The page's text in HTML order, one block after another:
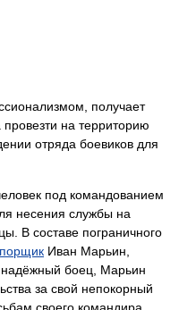
получает
провезти на территорию
отряда боевиков для
под командованием
несения службы на
В составе пограничного
Иван Марьин,
надёжный боец, Марьин
за свой непокорный